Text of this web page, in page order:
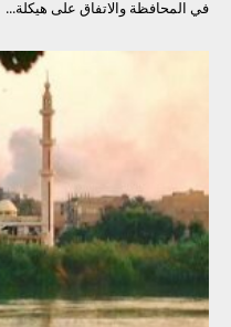
في المحافظة والاتفاق على هيكلة...